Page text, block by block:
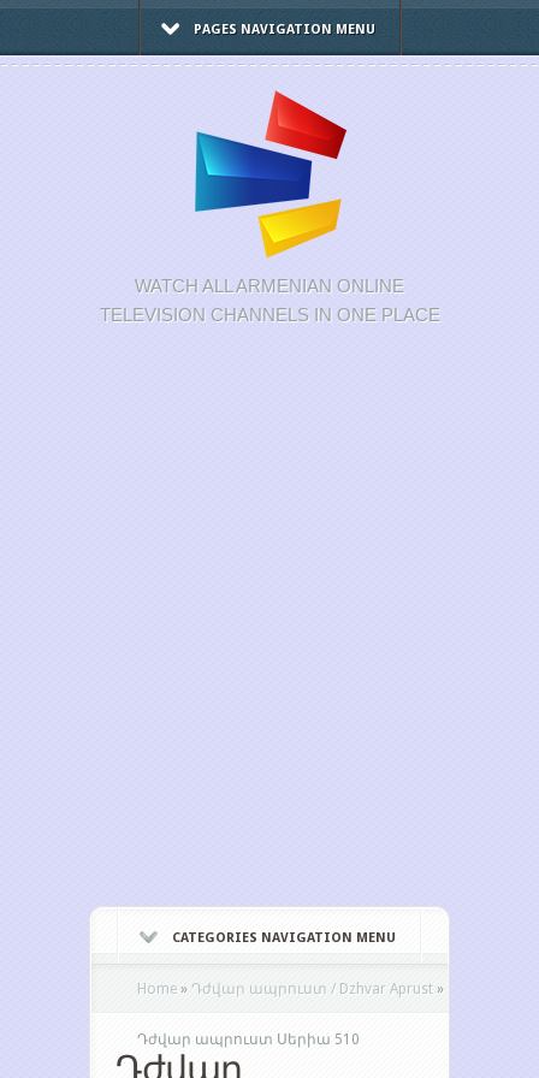
PAGES NAVIGATION MENU
WATCH ALL ARMENIAN ONLINE
TELEVISION CHANNELS IN ONE PLACE
CATEGORIES NAVIGATION MENU
Home » Դժվար ապրուստ / Dzhvar Aprust »
Դժվար ապրուստ Սերիա 510
Դժվար